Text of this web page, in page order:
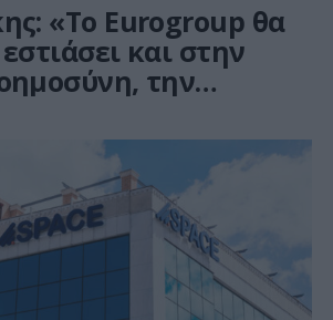
«Το Eurogroup θα
και στην
την
καινοτομία και την
κυριαρχία»